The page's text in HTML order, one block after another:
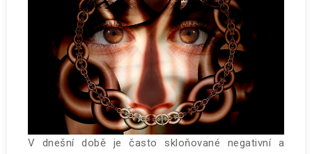
V dnešní době je často skloňované negativní a